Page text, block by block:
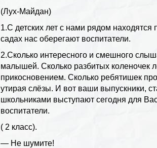
(Лух-Майдан)
1.С детских лет с нами рядом находятся
садах нас оберегают воспитатели.
2.Сколько интересного и смешного
малышей. Сколько разбитых коленочек
прикосновением. Сколько ребятишек
утирая слёзы. И вот ваши выпускники,
школьниками выступают сегодня для
воспитатели.
( 2 класс).
— Не шумите!